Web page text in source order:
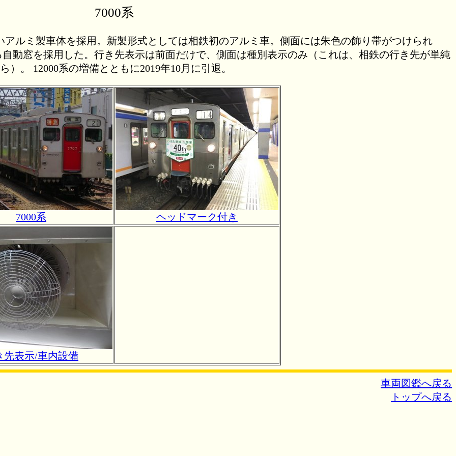
7000系
ルミ製車体を採用。新製形式としては相鉄初のアルミ車。側面には朱色の飾り帯がつけられ
動窓を採用した。行き先表示は前面だけで、側面は種別表示のみ（これは、相鉄の行き先が単純
。 12000系の増備とともに2019年10月に引退。
7000系 ヘッドマーク付き
先表示/車内設備
車両図鑑へ戻る
トップへ戻る